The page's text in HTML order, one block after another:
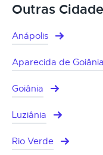
Outras
Anápolis
Aparecida de Goiânia
Goiânia
Luziânia
Rio Verde